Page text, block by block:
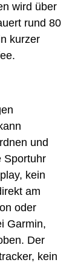
wird über
rund 80
kurzer
und
Sportuhr
kein
am
oder
Garmin,
Der
kein